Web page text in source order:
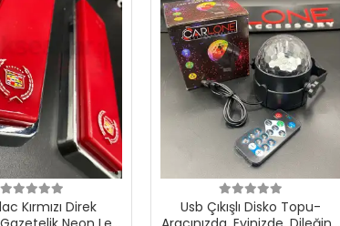
Kırmızı Direk
Usb Çıkışlı Disko Topu-